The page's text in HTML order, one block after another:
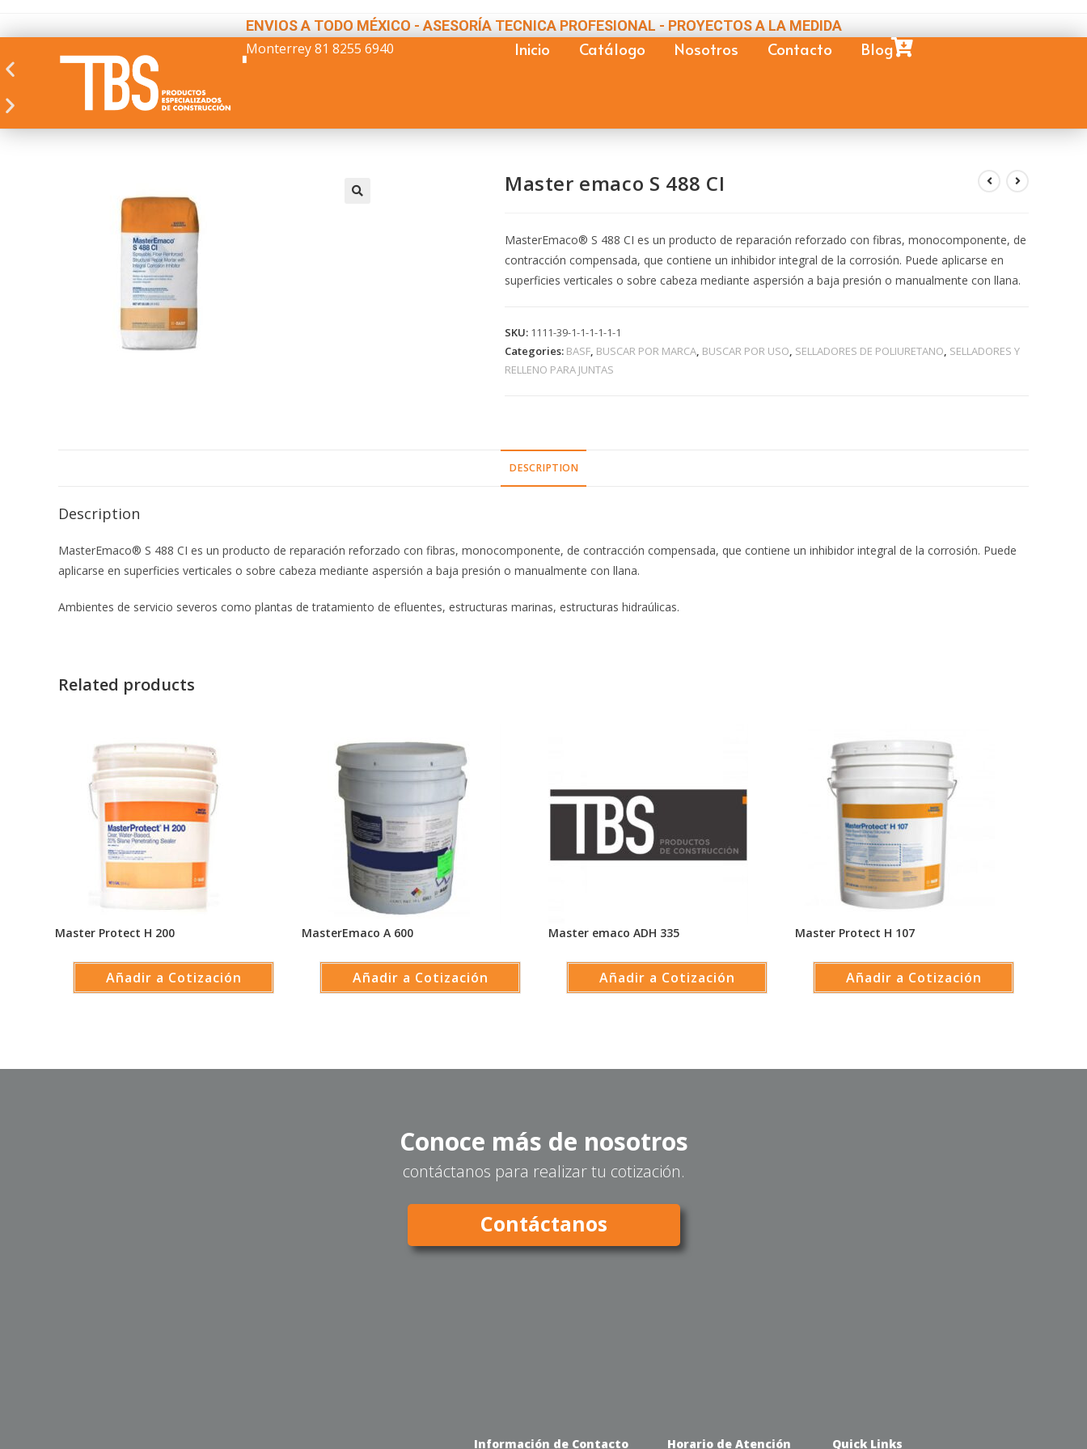
ENVIOS A TODO MÉXICO - ASESORÍA TECNICA PROFESIONAL - PROYECTOS A LA MEDIDA
Monterrey 81 8255 6940 Inicio Catálogo Nosotros Contacto Blog
Master emaco S 488 CI
MasterEmaco® S 488 CI es un producto de reparación reforzado con fibras, monocomponente, de
contracción compensada, que contiene un inhibidor integral de la corrosión. Puede aplicarse en
superficies verticales o sobre cabeza mediante aspersión a baja presión o manualmente con llana.
SKU: 1111-39-1-1-1-1-1-1
Categories: BASF, BUSCAR POR MARCA, BUSCAR POR USO, SELLADORES DE POLIURETANO, SELLADORES Y
RELLENO PARA JUNTAS
DESCRIPTION
Description
MasterEmaco® S 488 CI es un producto de reparación reforzado con fibras, monocomponente, de contracción compensada, que contiene un inhibidor integral de la corrosión. Puede
aplicarse en superficies verticales o sobre cabeza mediante aspersión a baja presión o manualmente con llana.
Ambientes de servicio severos como plantas de tratamiento de efluentes, estructuras marinas, estructuras hidraúlicas.
Related products
Master Protect H 200
Añadir a Cotización
MasterEmaco A 600
Añadir a Cotización
Master emaco ADH 335
Añadir a Cotización
Master Protect H 107
Añadir a Cotización
Conoce más de nosotros
contáctanos para realizar tu cotización.
Contáctanos
Información de Contacto Horario de Atención Quick Links